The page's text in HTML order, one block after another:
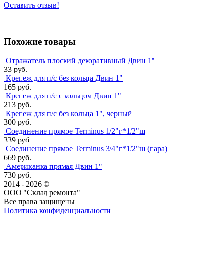
Оставить отзыв!
Похожие товары
Отражатель плоский декоративный Двин 1"
33 руб.
Крепеж для п/с без кольца Двин 1"
165 руб.
Крепеж для п/с с кольцом Двин 1"
213 руб.
Крепеж для п/с без кольца 1", черный
300 руб.
Соединение прямое Terminus 1/2"г*1/2"ш
339 руб.
Соединение прямое Terminus 3/4"г*1/2"ш (пара)
669 руб.
Американка прямая Двин 1"
730 руб.
2014 - 2026 ©
ООО "Склад ремонта"
Все права защищены
Политика конфиденциальности